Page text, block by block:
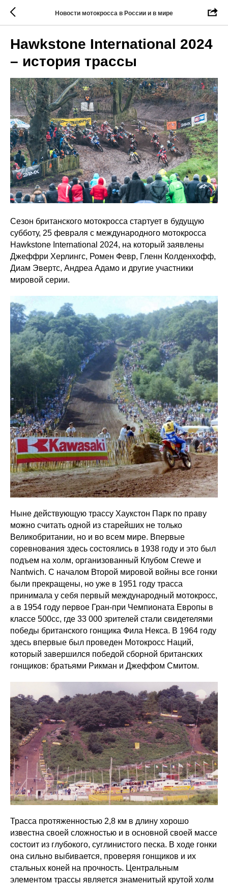
Новости мотокросса в России и в мире
Hawkstone International 2024
– история трассы
Сезон британского мотокросса стартует в будущую
субботу, 25 февраля с международного мотокросса
Hawkstone International 2024, на который заявлены
Джеффри Херлингс, Ромен Февр, Гленн Колденхофф,
Диам Эвертс, Андреа Адамо и другие участники
мировой серии.
Ныне действующую трассу Хаукстон Парк по праву
можно считать одной из старейших не только
Великобритании, но и во всем мире. Впервые
соревнования здесь состоялись в 1938 году и это был
подъем на холм, организованный Клубом Crewe и
Nantwich. С началом Второй мировой войны все гонки
были прекращены, но уже в 1951 году трасса
принимала у себя первый международный мотокросс,
а в 1954 году первое Гран-при Чемпионата Европы в
классе 500сс, где 33 000 зрителей стали свидетелями
победы британского гонщика Фила Некса. В 1964 году
здесь впервые был проведен Мотокросс Наций,
который завершился победой сборной британских
гонщиков: братьями Рикман и Джеффом Смитом.
Трасса протяженностью 2,8 км в длину хорошо
известна своей сложностью и в основной своей массе
состоит из глубокого, суглинистого песка. В ходе гонки
она сильно выбивается, проверяя гонщиков и их
стальных коней на прочность. Центральным
элементом трассы является знаменитый крутой холм